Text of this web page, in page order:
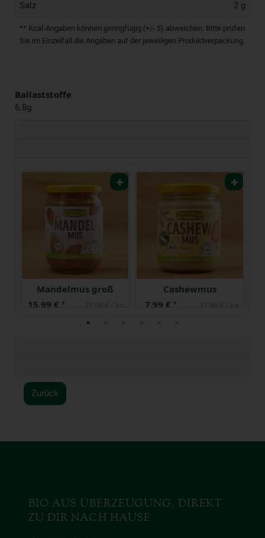
Salz 2 g
** Kcal-Angaben können geringfügig (+/- 5) abweichen. Bitte prüfen
Sie im Einzelfall die Angaben auf der jeweiligen Produktverpackung.
Ballaststoffe
6.8g
Mandelmus groß
15,99 € *
Cashewmus
7,99 € *
Zurück
BIO AUS ÜBERZEUGUNG, DIREKT
ZU DIR NACH HAUSE